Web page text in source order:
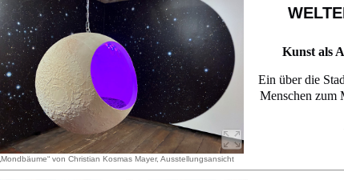
„Mondbäume“ von Christian Kosmas Mayer, Ausstellungsansicht
Kunst als
Ein über die
Menschen zum